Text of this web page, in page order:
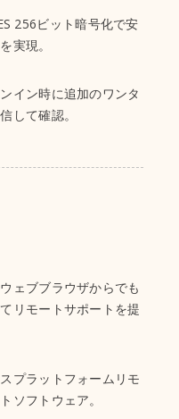
256ビット暗号化で安
実現。
イン時に追加のワンタ
して確認。
ェブブラウザからでも
リモートサポートを提
プラットフォームリモ
ソフトウェア。